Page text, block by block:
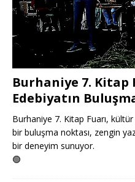
Burhaniye 7. Kitap
Edebiyatın
Burhaniye 7. Kitap Fuarı,
bir buluşma noktası, zengin
bir deneyim sunuyor.
🟢